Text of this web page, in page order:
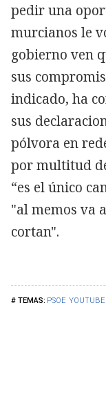
PSOE YOUTUBE
pedir una
murcianos le
gobierno ven
sus
indicado, ha
sus
pólvora en
por multitud
“es el único
"al memos va
cortan".